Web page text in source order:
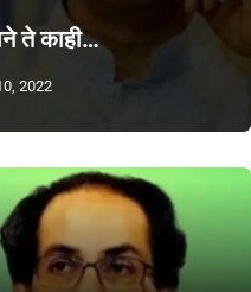
ते काही…
2022